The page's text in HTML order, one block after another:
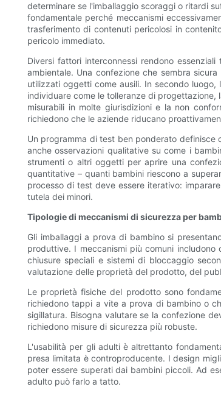
determinare se l'imballaggio scoraggi o ritardi
fondamentale perché meccanismi
trasferimento di contenuti pericolosi in
pericolo immediato.
Diversi fattori interconnessi rendono
ambientale. Una confezione che sembra
utilizzati oggetti come ausili. In secondo
individuare come le tolleranze di
misurabili in molte giurisdizioni e la non
richiedono che le aziende riducano
Un programma di test ben ponderato definisce
anche osservazioni qualitative su come i
strumenti o altri oggetti per aprire una
quantitative – quanti bambini riescono a
processo di test deve essere iterativo:
tutela dei minori.
Tipologie di meccanismi di sicurezza per
Gli imballaggi a prova di bambino si
produttive. I meccanismi più comuni
chiusure speciali e sistemi di bloccaggio
valutazione delle proprietà del prodotto, del
Le proprietà fisiche del prodotto sono
richiedono tappi a vite a prova di bambino o
sigillatura. Bisogna valutare se la confezione
richiedono misure di sicurezza più robuste.
L'usabilità per gli adulti è altrettanto
presa limitata è controproducente. I design
poter essere superati dai bambini piccoli. Ad
adulto può farlo a tatto.